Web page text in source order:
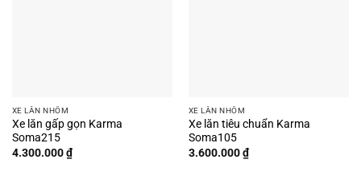
XE LĂN NHÔM
Xe lăn gấp gọn Karma
Soma215
4.300.000₫
XE LĂN NHÔM
Xe lăn tiêu chuẩn Karma
Soma105
3.600.000₫